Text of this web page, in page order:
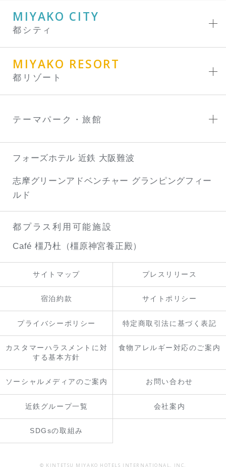
MIYAKO CITY
都シティ
MIYAKO RESORT
都リゾート
テーマパーク・旅館
フォーズホテル 近鉄 大阪難波
志摩グリーンアドベンチャー グランピングフィー
ルド
都プラス利用可能施設
Café 橿乃杜（橿原神宮養正殿）
サイトマップ プレスリリース
宿泊約款 サイトポリシー
プライバシーポリシー 特定商取引法に基づく表記
カスタマーハラスメントに対
する基本方針
食物アレルギー対応のご案内
ソーシャルメディアのご案内 お問い合わせ
近鉄グループ一覧 会社案内
SDGsの取組み
© KINTETSU MIYAKO HOTELS INTERNATIONAL, INC.